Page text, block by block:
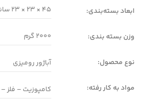
ابعاد بسته‌بندی:
وزن بسته بندی:
نوع محصول:
مواد به کار رفته:
45 × 23 × 23
2000 گرم
آباژور رومیزی
کامپوزیت – فلز